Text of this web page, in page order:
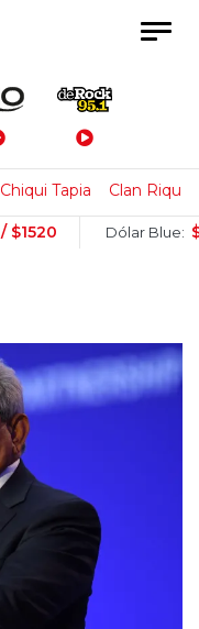
Chiqui Tapia Clan
Dólar Blue: $1510 /